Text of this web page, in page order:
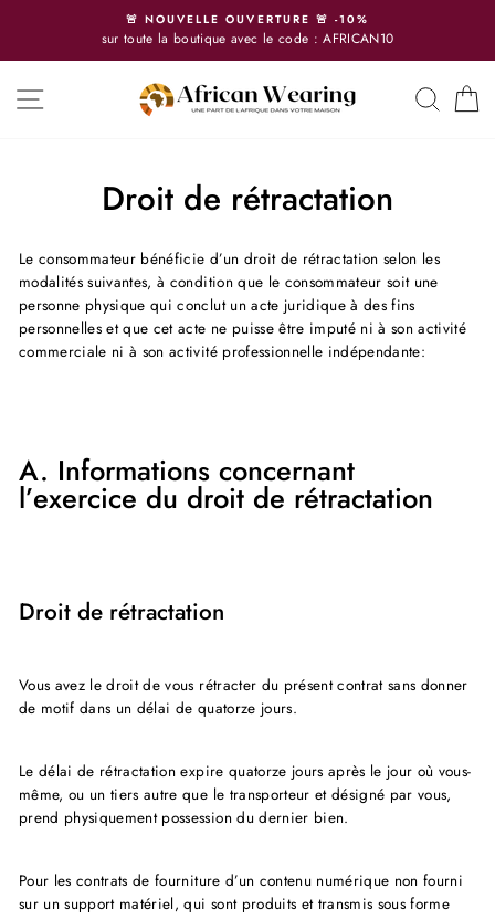
Inhalt
OUVERTURE 🚨 -10%
avec le code : AFRICAN10 14 jours pour
SEITENNAVIGATION
Droit de rétractation
Le consommateur bénéficie d’un droit de rétractation selon les
modalités suivantes, à condition que le consommateur soit une
personne physique qui conclut un acte juridique à des fins
personnelles et que cet acte ne puisse être imputé ni à son activité
commerciale ni à son activité professionnelle indépendante:
A. Informations concernant
l’exercice du droit de rétractation
Droit de rétractation
Vous avez le droit de vous rétracter du présent contrat sans donner
de motif dans un délai de quatorze jours.
Le délai de rétractation expire quatorze jours après le jour où vous-
même, ou un tiers autre que le transporteur et désigné par vous,
prend physiquement possession du dernier bien.
Pour les contrats de fourniture d’un contenu numérique non fourni
sur un support matériel, qui sont produits et transmis sous forme